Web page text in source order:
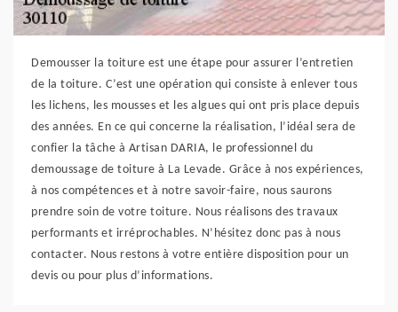
Demousser la toiture est une étape pour assurer l’entretien
de la toiture. C’est une opération qui consiste à enlever tous
les lichens, les mousses et les algues qui ont pris place depuis
des années. En ce qui concerne la réalisation, l’idéal sera de
confier la tâche à Artisan DARIA, le professionnel du
demoussage de toiture à La Levade. Grâce à nos expériences,
à nos compétences et à notre savoir-faire, nous saurons
prendre soin de votre toiture. Nous réalisons des travaux
performants et irréprochables. N’hésitez donc pas à nous
contacter. Nous restons à votre entière disposition pour un
devis ou pour plus d’informations.